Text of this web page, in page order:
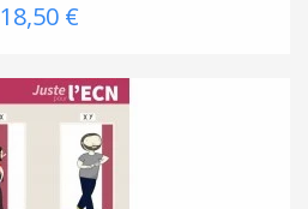
18,50 €